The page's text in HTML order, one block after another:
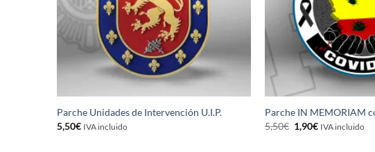
Parche Unidades de Intervención U.I.P.
5,50€ IVA incluido
Parche IN MEMORIAM
5,50€ El
precio
1,90€ElIVA incluido